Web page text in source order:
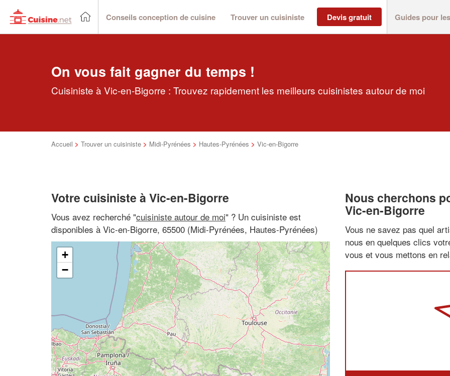
Conseils conception de cuisine Trouver un cuisiniste Devis gratuit Guides pour
On vous fait gagner du temps !
Cuisiniste à Vic-en-Bigorre : Trouvez rapidement les meilleurs cuisinistes autour de moi
Accueil > Trouver un cuisiniste > Midi-Pyrénées > Hautes-Pyrénées > Vic-en-Bigorre
Votre cuisiniste à Vic-en-Bigorre
Vous avez recherché "cuisiniste autour de moi" ? Un cuisiniste est
disponibles à Vic-en-Bigorre, 65500 (Midi-Pyrénées, Hautes-Pyrénées)
+
−
Nous cherchons
Vic-en-Bigorre
Vous ne savez pas quel
nous en quelques clics
vous et vous mettons en